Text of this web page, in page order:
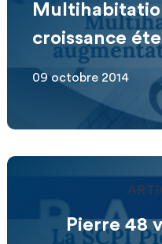
croissance
09 octobre 2014
Pierre 48